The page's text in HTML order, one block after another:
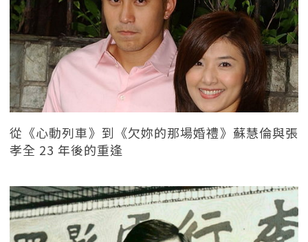
從《心動列車》到《欠妳的那場婚禮》蘇慧倫與張
孝全 23 年後的重逢